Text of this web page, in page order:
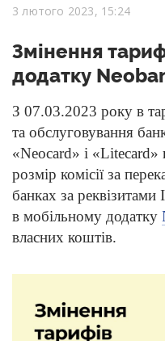
3 лютого 2023, 15:24
Змінення
додатку
З 07.03.2023 року в
та обслуговування
«Neocard» і
розмір комісії за
банках за
в мобільному додатку
власних коштів.